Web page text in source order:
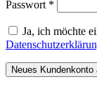
Passwort *
Ja, ich möchte
Neues Kundenkonto